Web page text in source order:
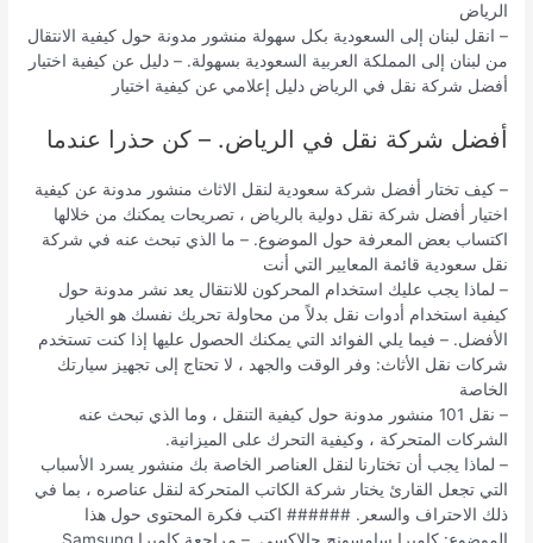
الرياض
– انقل لبنان إلى السعودية بكل سهولة منشور مدونة حول كيفية الانتقال
من لبنان إلى المملكة العربية السعودية بسهولة. – دليل عن كيفية اختيار
أفضل شركة نقل في الرياض دليل إعلامي عن كيفية اختيار
أفضل شركة نقل في الرياض. – كن حذرا عندما
– كيف تختار أفضل شركة سعودية لنقل الاثاث منشور مدونة عن كيفية
اختيار أفضل شركة نقل دولية بالرياض ، تصريحات يمكنك من خلالها
اكتساب بعض المعرفة حول الموضوع. – ما الذي تبحث عنه في شركة
نقل سعودية قائمة المعايير التي أنت
– لماذا يجب عليك استخدام المحركون للانتقال يعد نشر مدونة حول
كيفية استخدام أدوات نقل بدلاً من محاولة تحريك نفسك هو الخيار
الأفضل. – فيما يلي الفوائد التي يمكنك الحصول عليها إذا كنت تستخدم
شركات نقل الأثاث: وفر الوقت والجهد ، لا تحتاج إلى تجهيز سيارتك
الخاصة
– نقل 101 منشور مدونة حول كيفية التنقل ، وما الذي تبحث عنه
الشركات المتحركة ، وكيفية التحرك على الميزانية.
– لماذا يجب أن تختارنا لنقل العناصر الخاصة بك منشور يسرد الأسباب
التي تجعل القارئ يختار شركة الكاتب المتحركة لنقل عناصره ، بما في
ذلك الاحتراف والسعر. ###### اكتب فكرة المحتوى حول هذا